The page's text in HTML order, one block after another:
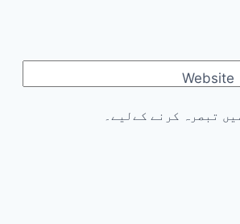
Website
تبصرہ کرنے کےلیے۔